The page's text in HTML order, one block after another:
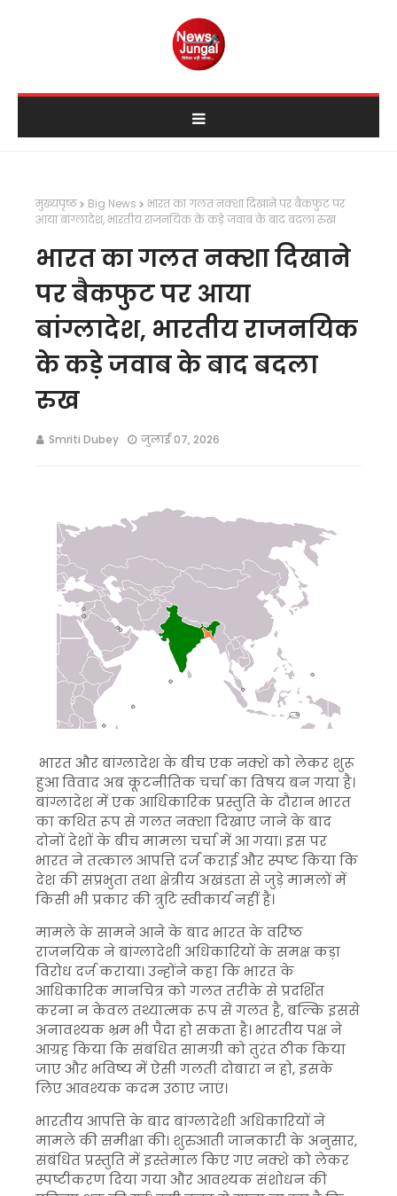
मुख्यपृष्ठ Big News
भारत का गलत नक्शा दिखाने पर बैकफुट पर
आया बांग्लादेश, भारतीय राजनयिक के कड़े जवाब के बाद बदला रुख
भारत का गलत नक्शा दिखाने
पर बैकफुट पर आया
बांग्लादेश, भारतीय राजनयिक
के कड़े जवाब के बाद बदला
रुख
Smriti Dubey जुलाई 07, 2026
भारत और बांग्लादेश के बीच एक नक्शे को लेकर शुरू
हुआ विवाद अब कूटनीतिक चर्चा का विषय बन गया है।
बांग्लादेश में एक आधिकारिक प्रस्तुति के दौरान भारत
का कथित रूप से गलत नक्शा दिखाए जाने के बाद
दोनों देशों के बीच मामला चर्चा में आ गया। इस पर
भारत ने तत्काल आपत्ति दर्ज कराई और स्पष्ट किया कि
देश की संप्रभुता तथा क्षेत्रीय अखंडता से जुड़े मामलों में
किसी भी प्रकार की त्रुटि स्वीकार्य नहीं है।
मामले के सामने आने के बाद भारत के वरिष्ठ
राजनयिक ने बांग्लादेशी अधिकारियों के समक्ष कड़ा
विरोध दर्ज कराया। उन्होंने कहा कि भारत के
आधिकारिक मानचित्र को गलत तरीके से प्रदर्शित
करना न केवल तथ्यात्मक रूप से गलत है, बल्कि इससे
अनावश्यक भ्रम भी पैदा हो सकता है। भारतीय पक्ष ने
आग्रह किया कि संबंधित सामग्री को तुरंत ठीक किया
जाए और भविष्य में ऐसी गलती दोबारा न हो, इसके
लिए आवश्यक कदम उठाए जाएं।
भारतीय आपत्ति के बाद बांग्लादेशी अधिकारियों ने
मामले की समीक्षा की। शुरुआती जानकारी के अनुसार,
संबंधित प्रस्तुति में इस्तेमाल किए गए नक्शे को लेकर
स्पष्टीकरण दिया गया और आवश्यक संशोधन की